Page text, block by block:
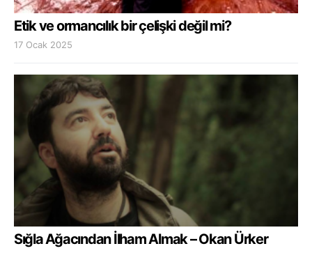
Etik ve ormancılık bir çelişki değil mi?
17 Ocak 2025
Sığla Ağacından İlham Almak – Okan Ürker